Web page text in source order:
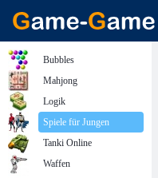
Bubbles
Mahjong
Logik
Spiele für Jungen
Tanki Online
Waffen